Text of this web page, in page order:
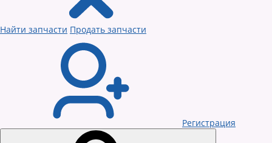
Найти запчасти Продать запчасти
Регистрация